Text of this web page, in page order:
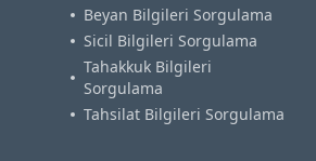
Beyan Bilgileri Sorgulama
Sicil Bilgileri Sorgulama
Tahakkuk Bilgileri
Sorgulama
Tahsilat Bilgileri Sorgulama